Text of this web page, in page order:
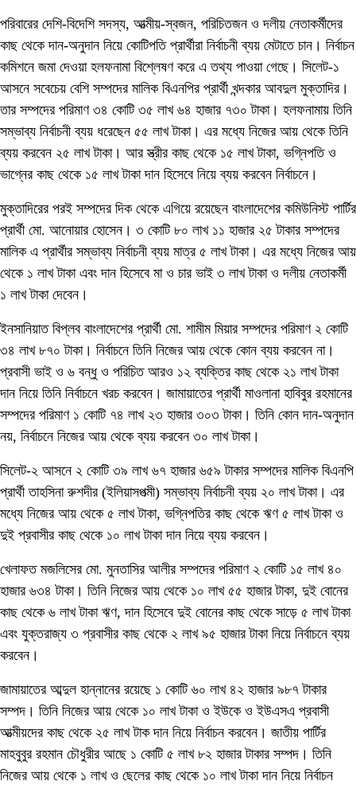
পরিবারের দেশি-বিদেশি সদস্য, আত্মীয়-স্বজন, পরিচিতজন ও দলীয় নেতাকর্মীদের
কাছ থেকে দান-অনুদান নিয়ে কোটিপতি প্রার্থীরা নির্বাচনী ব্যয় মেটাতে চান। নির্বাচন
কমিশনে জমা দেওয়া হলফনামা বিশ্লেষণ করে এ তথ্য পাওয়া গেছে। সিলেট-১
আসনে সবেচেয় বেশি সম্পদের মালিক বিএনপির প্রার্থী খন্দকার আবদুল মুক্তাদির।
তার সম্পদের পরিমাণ ৩৪ কোটি ৩৫ লাখ ৬৪ হাজার ৭৩০ টাকা। হলফনামায় তিনি
সম্ভাব্য নির্বাচনী ব্যয় ধরেছেন ৫৫ লাখ টাকা। এর মধ্যে নিজের আয় থেকে তিনি
ব্যয় করবেন ২৫ লাখ টাকা। আর স্ত্রীর কাছ থেকে ১৫ লাখ টাকা, ভগ্নিপতি ও
ভাগ্নের কাছ থেকে ১৫ লাখ টাকা দান হিসেবে নিয়ে ব্যয় করবেন নির্বাচনে।
মুক্তাদিরের পরই সম্পদের দিক থেকে এগিয়ে রয়েছেন বাংলাদেশের কমিউনিস্ট পার্টির
প্রার্থী মো. আনোয়ার হোসেন। ৩ কোটি ৮০ লাখ ১১ হাজার ২৫ টাকার সম্পদের
মালিক এ প্রার্থীর সম্ভাব্য নির্বাচনী ব্যয় মাত্র ৫ লাখ টাকা। এর মধ্যে নিজের আয়
থেকে ১ লাখ টাকা এবং দান হিসেবে মা ও চার ভাই ৩ লাখ টাকা ও দলীয় নেতাকর্মী
১ লাখ টাকা দেবেন।
ইনসানিয়াত বিপ্লব বাংলাদেশের প্রার্থী মো. শামীম মিয়ার সম্পদের পরিমাণ ২ কোটি
৩৪ লাখ ৮৭০ টাকা। নির্বাচনে তিনি নিজের আয় থেকে কোন ব্যয় করবেন না।
প্রবাসী ভাই ও ৬ বন্ধু ও পরিচিত আরও ১২ ব্যক্তির কাছ থেকে ২১ লাখ টাকা
দান নিয়ে তিনি নির্বাচনে খরচ করবেন। জামায়াতের প্রার্থী মাওলানা হাবিবুর রহমানের
সম্পদের পরিমাণ ১ কোটি ৭৪ লাখ ২৩ হাজার ৩০৩ টাকা। তিনি কোন দান-অনুদান
নয়, নির্বাচনে নিজের আয় থেকে ব্যয় করবেন ৩০ লাখ টাকা।
সিলেট-২ আসনে ২ কোটি ৩৯ লাখ ৬৭ হাজার ৬৫৯ টাকার সম্পদের মালিক বিএনপি
প্রার্থী তাহসিনা রুশদীর (ইলিয়াসপত্মী) সম্ভাব্য নির্বাচনী ব্যয় ২০ লাখ টাকা। এর
মধ্যে নিজের আয় থেকে ৫ লাখ টাকা, ভগ্নিপতির কাছ থেকে ঋণ ৫ লাখ টাকা ও
দুই প্রবাসীর কাছ থেকে ১০ লাখ টাকা দান নিয়ে ব্যয় করবেন।
খেলাফত মজলিসের মো. মুনতাসির আলীর সম্পদের পরিমাণ ২ কোটি ১৫ লাখ ৪০
হাজার ৬৩৪ টাকা। তিনি নিজের আয় থেকে ১০ লাখ ৫৫ হাজার টাকা, দুই বোনের
কাছ থেকে ৬ লাখ টাকা ঋণ, দান হিসেবে দুই বোনের কাছ থেকে সাড়ে ৫ লাখ টাকা
এবং যুক্তরাজ্য ৩ প্রবাসীর কাছ থেকে ২ লাখ ৯৫ হাজার টাকা নিয়ে নির্বাচনে ব্যয়
করবেন।
জামায়াতের আব্দুল হান্নানের রয়েছে ১ কোটি ৬০ লাখ ৪২ হাজার ৯৮৭ টাকার
সম্পদ। তিনি নিজের আয় থেকে ১০ লাখ টাকা ও ইউকে ও ইউএসএ প্রবাসী
আত্মীয়দের কাছ থেকে ২৫ লাখ টাক দান নিয়ে নির্বাচন করবেন। জাতীয় পার্টির
মাহবুবুর রহমান চৌধুরীর আছে ১ কোটি ৫ লাখ ৮২ হাজার টাকার সম্পদ। তিনি
নিজের আয় থেকে ১ লাখ ও ছেলের কাছ থেকে ১০ লাখ টাকা দান নিয়ে নির্বাচন